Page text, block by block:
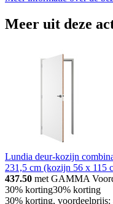
Meer uit deze
Lundia deur-kozijn
231,5 cm (kozijn 56 x 115
437.50 met GAMMA
30% korting30% korting
30% korting,